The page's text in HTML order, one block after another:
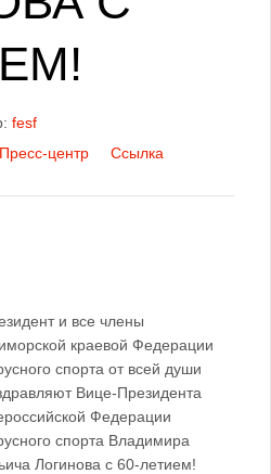
fesf
Пресс-центр Ссылка
и все члены
краевой Федерации
спорта от всей души
Вице-Президента
Федерации
спорта Владимира
Логинова с 60-летием!